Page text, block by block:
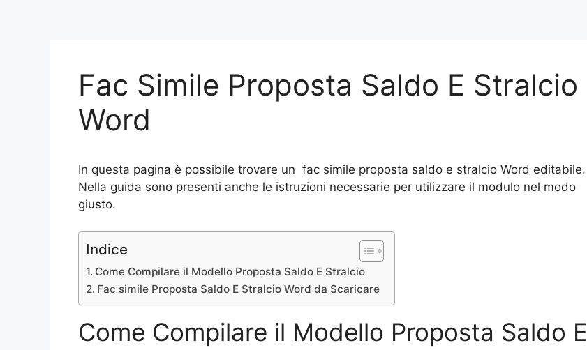
Fac Simile Proposta Saldo E Stralcio
Word
In questa pagina è possibile trovare un fac simile proposta saldo e stralcio Word editabile.
Nella guida sono presenti anche le istruzioni necessarie per utilizzare il modulo nel modo
giusto.
Indice
Come Compilare il Modello Proposta Saldo E Stralcio
Fac simile Proposta Saldo E Stralcio Word da Scaricare
Come Compilare il Modello Proposta Saldo E